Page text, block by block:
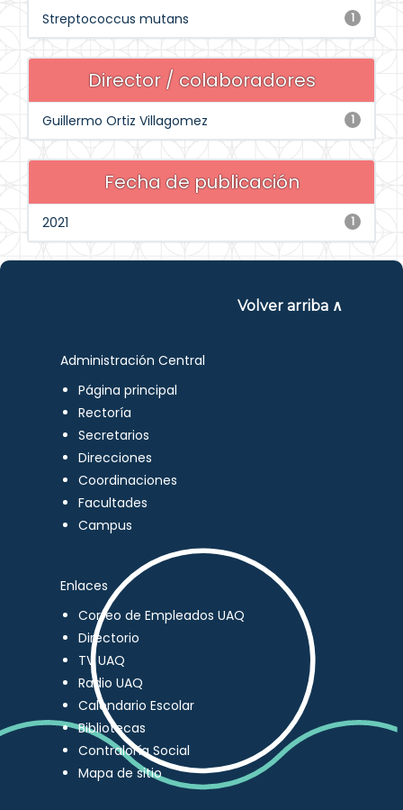
1
Streptococcus mutans
Director / colaboradores
1
Guillermo Ortiz Villagomez
Fecha de publicación
1
2021
Volver arriba ∧
Administración Central
Página principal
Rectoría
Secretarios
Direcciones
Coordinaciones
Facultades
Campus
Enlaces
Correo de Empleados UAQ
Directorio
TV UAQ
Radio UAQ
Calendario Escolar
Bibliotecas
Contraloría Social
Mapa de sitio